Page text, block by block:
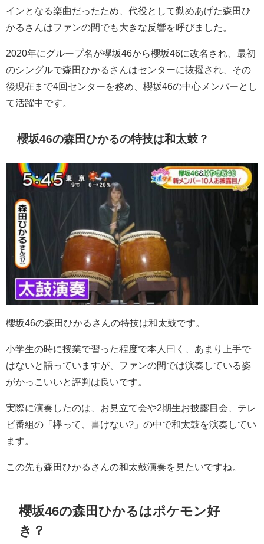
インとなる楽曲だったため、代役として勤めあげた森田ひ
かるさんはファンの間でも大きな反響を呼びました。
2020年にグループ名が欅坂46から櫻坂46に改名され、最初
のシングルで森田ひかるさんはセンターに抜擢され、その
後現在まで4回センターを務め、櫻坂46の中心メンバーとし
て活躍中です。
櫻坂46の森田ひかるの特技は和太鼓？
櫻坂46の森田ひかるさんの特技は和太鼓です。
小学生の時に授業で習った程度で本人曰く、あまり上手で
はないと語っていますが、ファンの間では演奏している姿
がかっこいいと評判は良いです。
実際に演奏したのは、お見立て会や2期生お披露目会、テレ
ビ番組の「欅って、書けない?」の中で和太鼓を演奏してい
ます。
この先も森田ひかるさんの和太鼓演奏を見たいですね。
櫻坂46の森田ひかるはポケモン好
き？